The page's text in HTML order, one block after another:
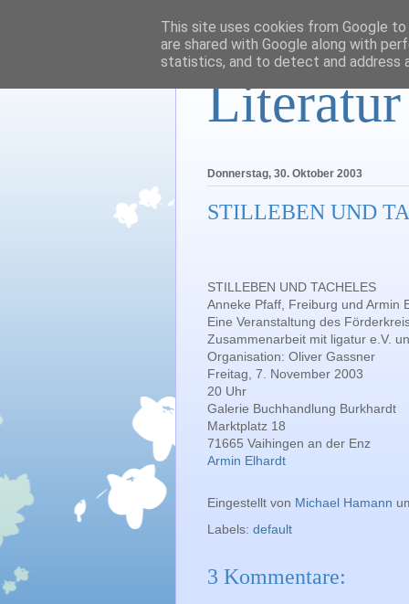
Donnerstag, 30. Oktober 2003
STILLEBEN UND
STILLEBEN UND TACHELES
Anneke Pfaff, Freiburg und Armin
Eine Veranstaltung des
Zusammenarbeit mit ligatur e.V.
Organisation: Oliver Gassner
Freitag, 7. November 2003
20 Uhr
Galerie Buchhandlung Burkhardt
Marktplatz 18
71665 Vaihingen an der Enz
Armin Elhardt
Eingestellt von Michael Hamann
Labels: default
3 Kommentare:
This site uses cookies from Google
are shared with Google along with
statistics, and to detect and address